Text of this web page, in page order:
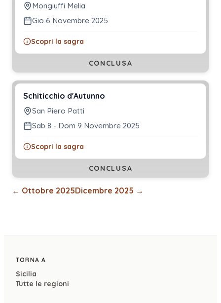
Mongiuffi Melia
Gio 6 Novembre 2025
Scopri la sagra
CONCLUSA
Schiticchio d'Autunno
San Piero Patti
Sab 8 - Dom 9 Novembre 2025
Scopri la sagra
CONCLUSA
← Ottobre 2025Dicembre 2025 →
TORNA A
Sicilia
Tutte le regioni